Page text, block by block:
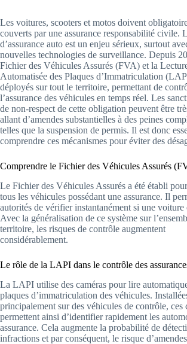
Les voitures, scooters et motos doivent
couverts par une assurance responsabilité civile.
d’assurance auto est un enjeu sérieux, surtout
nouvelles technologies de surveillance. Depuis
Fichier des Véhicules Assurés (FVA) et la
Automatisée des Plaques d’Immatriculation
déployés sur tout le territoire, permettant de
l’assurance des véhicules en temps réel. Les
de non-respect de cette obligation peuvent être
allant d’amendes substantielles à des peines
telles que la suspension de permis. Il est donc
comprendre ces mécanismes pour éviter des
Comprendre le Fichier des Véhicules Assurés
Le Fichier des Véhicules Assurés a été établi
tous les véhicules possédant une assurance. Il
autorités de vérifier instantanément si une voiture
Avec la généralisation de ce système sur
territoire, les risques de contrôle augmentent
considérablement.
Le rôle de la LAPI dans le contrôle des
La LAPI utilise des caméras pour lire
plaques d’immatriculation des véhicules.
principalement sur des véhicules de contrôle, ces
permettent ainsi d’identifier rapidement les
assurance. Cela augmente la probabilité de
infractions et par conséquent, le risque